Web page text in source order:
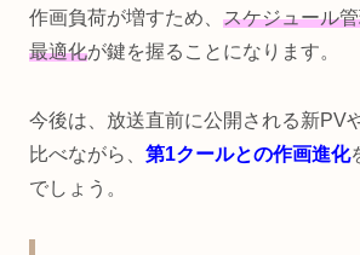
作画負荷が増すため、 スケジュール
最適化が鍵を握ることになります。
今後は、放送直前に公開される新PV
比べながら、 第1クールとの作画進化
でしょう。